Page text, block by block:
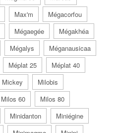
Max'm
Mégacorfou
Mégaegée
Mégakhéa
Mégalys
Méganausicaa
Méplat 25
Méplat 40
Mickey
Milobis
Milos 60
Milos 80
Minidanton
Miniégine